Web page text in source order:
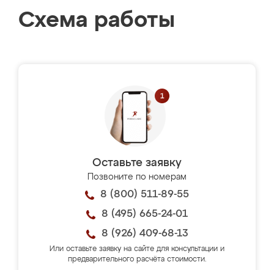
Схема работы
Оставьте заявку
Позвоните по номерам
8 (800) 511-89-55
8 (495) 665-24-01
8 (926) 409-68-13
Или оставьте заявку на сайте для консультации и
предварительного расчёта стоимости.